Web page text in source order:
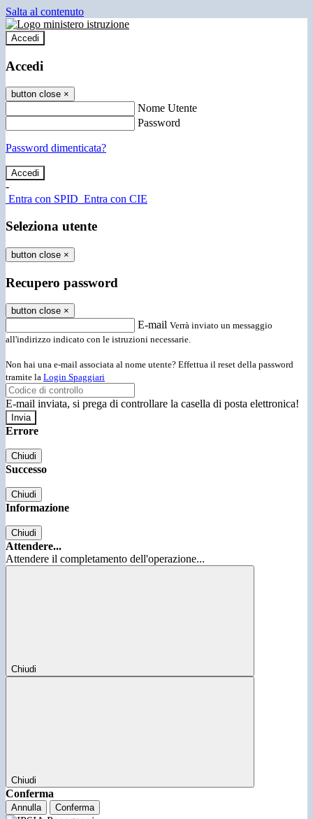
Salta al contenuto
Accedi
Accedi
button close ×
Nome Utente
Password
Password dimenticata?
-
Entra con SPID Entra con CIE
Seleziona utente
button close ×
Recupero password
button close ×
E-mail Verrà inviato un messaggio
all'indirizzo indicato con le istruzioni necessarie.
Non hai una e-mail associata al nome utente? Effettua il reset della password
tramite la Login Spaggiari
E-mail inviata, si prega di controllare la casella di posta elettronica!
Errore
Chiudi
Successo
Chiudi
Informazione
Chiudi
Attendere...
Attendere il completamento dell'operazione...
Chiudi
Chiudi
Conferma
Annulla Conferma